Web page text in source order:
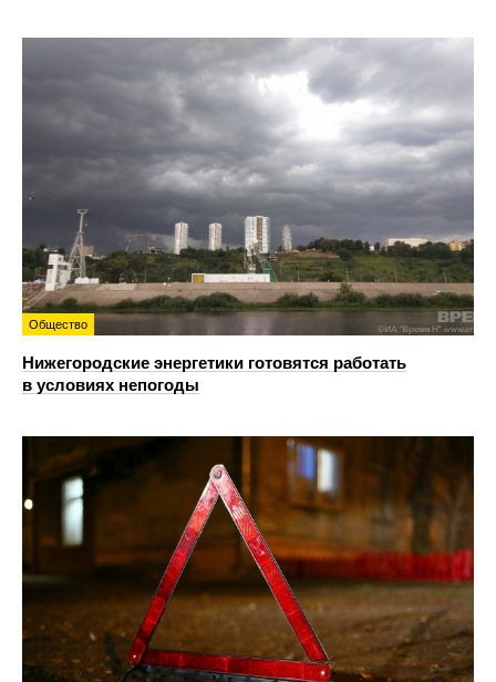
Общество
Нижегородские энергетики готовятся работать
в условиях непогоды